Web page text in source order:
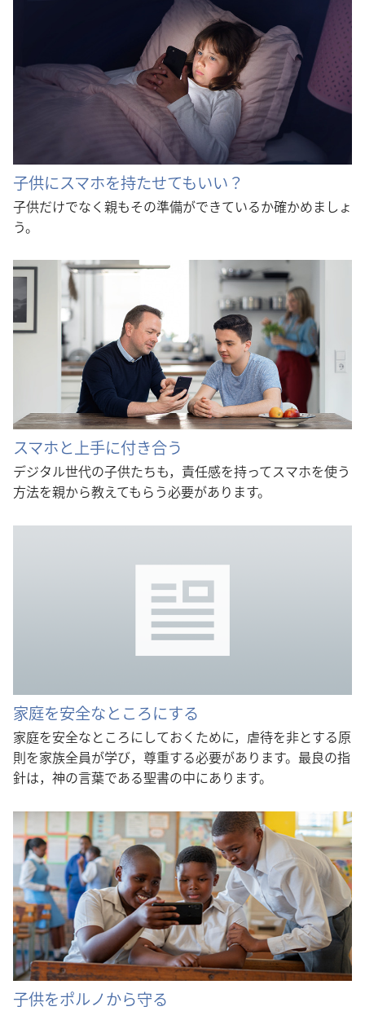
子供にスマホを持たせてもいい？
子供だけでなく親もその準備ができているか確かめましょ
う。
スマホと上手に付き合う
デジタル世代の子供たちも，責任感を持ってスマホを使う
方法を親から教えてもらう必要があります。
家庭を安全なところにする
家庭を安全なところにしておくために，虐待を非とする原
則を家族全員が学び，尊重する必要があります。最良の指
針は，神の言葉である聖書の中にあります。
子供をポルノから守る